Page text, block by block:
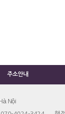
주소안내
Nội